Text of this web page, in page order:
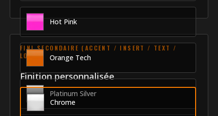
Hot Pink
Orange Tech
Platinum Silver
FINI SECONDAIRE (ACCENT / INSERT / TEXT /
LOGO)
Finition personnalisée
Chrome